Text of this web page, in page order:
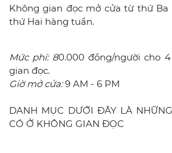
Không gian đọc mở cửa từ thứ
thứ Hai hàng tuần.
Mức phí: 80.000 đồng/người cho
gian đọc.
Giờ mở cửa:9 AM - 6 PM
DANH MỤC DƯỚI ĐÂY LÀ
CÓ Ở KHÔNG GIAN ĐỌC